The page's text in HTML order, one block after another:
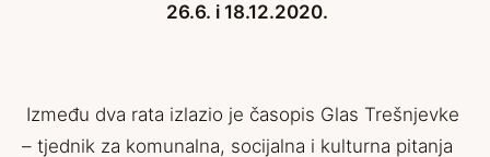
26.6. i 18.12.2020.
Između dva rata izlazio je časopis Glas Trešnjevke
– tjednik za komunalna, socijalna i kulturna pitanja